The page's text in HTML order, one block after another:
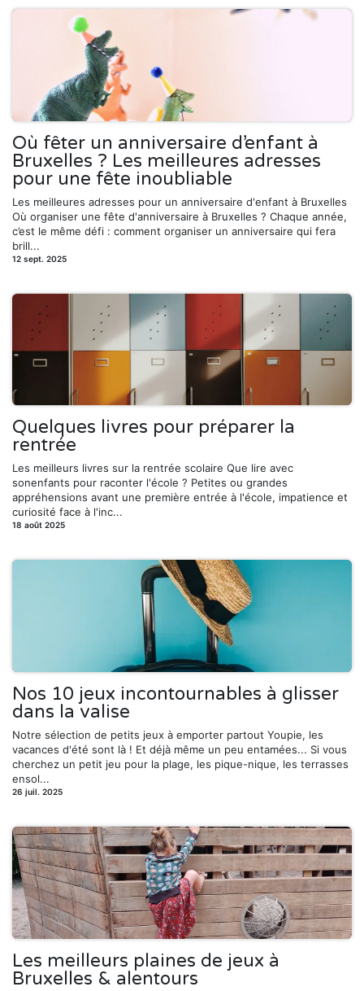
Où fêter un anniversaire d’enfant à
Bruxelles ? Les meilleures adresses
pour une fête inoubliable
Les meilleures adresses pour un anniversaire d'enfant à Bruxelles
Où organiser une fête d'anniversaire à Bruxelles ? Chaque année,
c’est le même défi : comment organiser un anniversaire qui fera
brill...
12 sept. 2025
Quelques livres pour préparer la
rentrée
Les meilleurs livres sur la rentrée scolaire Que lire avec
sonenfants pour raconter l'école ? Petites ou grandes
appréhensions avant une première entrée à l'école, impatience et
curiosité face à l'inc...
18 août 2025
Nos 10 jeux incontournables à glisser
dans la valise
Notre sélection de petits jeux à emporter partout Youpie, les
vacances d'été sont là ! Et déjà même un peu entamées... Si vous
cherchez un petit jeu pour la plage, les pique-nique, les terrasses
ensol...
26 juil. 2025
Les meilleurs plaines de jeux à
Bruxelles & alentours